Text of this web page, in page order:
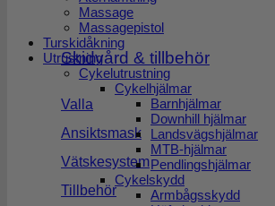
Skidvård & tillbehör
Valla
Ansiktsmask
Vätskesystem
Tillbehör
Massage
Massagepistol
Turskidåkning
Utrustning
Cykelutrustning
Cykelhjälmar
Barnhjälmar
Downhill hjälmar
Landsvägshjälmar
MTB-hjälmar
Pendlingshjälmar
Cykelskydd
Armbågsskydd